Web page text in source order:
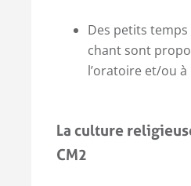
Des petits
chant sont
l’oratoire et/ou à
La culture
CM2